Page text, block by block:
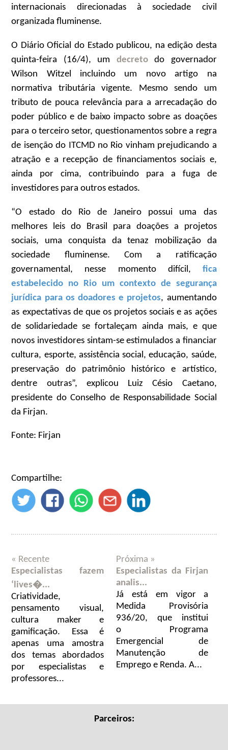
internacionais direcionadas à sociedade civil
organizada fluminense.
O Diário Oficial do Estado publicou, na edição desta
quinta-feira (16/4), um decretodo governador
Wilson Witzel incluindo um novo artigo na
normativa tributária vigente. Mesmo sendo um
tributo de pouca relevância para a arrecadação do
poder público e de baixo impacto sobre as doações
para o terceiro setor, questionamentos sobre a regra
de isenção do ITCMD no Rio vinham prejudicando a
atração e a recepção de financiamentos sociais e,
ainda por cima, contribuindo para a fuga de
investidores para outros estados.
“O estado do Rio de Janeiro possui uma das
melhores leis do Brasil para doações a projetos
sociais, uma conquista da tenaz mobilização da
sociedade fluminense. Com a ratificação
governamental, nesse momento difícil, fica
estabelecido no Rio um contexto de segurança
jurídica para os doadores e projetos, aumentando
as expectativas de que os projetos sociais e as ações
de solidariedade se fortaleçam ainda mais, e que
novos investidores sintam-se estimulados a financiar
cultura, esporte, assistência social, educação, saúde,
preservação do patrimônio histórico e artístico,
dentre outras”, explicou Luiz Césio Caetano,
presidente do Conselho de Responsabilidade Social
da Firjan.
Fonte: Firjan
Compartilhe:
« Recente
Especialistas fazem
‘lives�...
Criatividade,
pensamento visual,
cultura maker e
gamificação. Essa é
apenas uma amostra
dos temas abordados
por especialistas e
professores...
Próxima »
Especialistas da Firjan
analis...
Já está em vigor a
Medida Provisória
936/20, que institui
o Programa
Emergencial de
Manutenção de
Emprego e Renda. A...
Parceiros: